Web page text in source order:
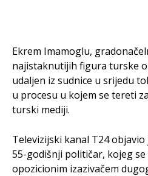
Ekrem Imamoglu,
najistaknutijih figura turske
udaljen iz sudnice u srijedu
u procesu u kojem se tereti
turski mediji.
Televizijski kanal T24
55-godišnji političar, kojeg
opozicionim izazivačem